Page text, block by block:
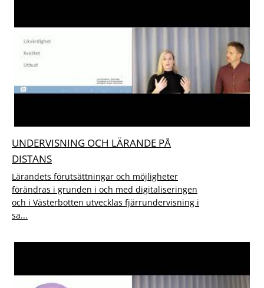
UNDERVISNING OCH LÄRANDE PÅ
DISTANS
Lärandets förutsättningar och möjligheter
förändras i grunden i och med digitaliseringen
och i Västerbotten utvecklas fjärrundervisning i
sa...